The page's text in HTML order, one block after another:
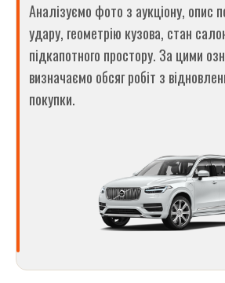
Аналізуємо фото з аукціону, опис
удару, геометрію кузова, стан
підкапотного простору. За цими
визначаємо обсяг робіт з
покупки.